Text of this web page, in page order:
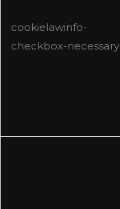
cookielawinfo-
checkbox-necessary